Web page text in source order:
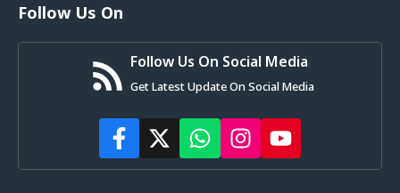
Follow Us On
Follow Us On Social Media
Get Latest Update On Social Media